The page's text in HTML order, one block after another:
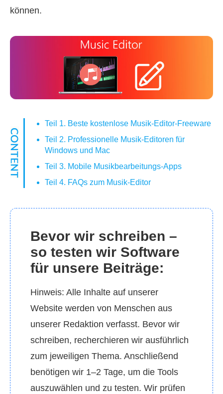
können.
Teil 1. Beste kostenlose Musik-Editor-Freeware
Teil 2. Professionelle Musik-Editoren für
Windows und Mac
Teil 3. Mobile Musikbearbeitungs-Apps
Teil 4. FAQs zum Musik-Editor
Bevor wir schreiben –
so testen wir Software
für unsere Beiträge:
Hinweis: Alle Inhalte auf unserer
Website werden von Menschen aus
unserer Redaktion verfasst. Bevor wir
schreiben, recherchieren wir ausführlich
zum jeweiligen Thema. Anschließend
benötigen wir 1–2 Tage, um die Tools
auszuwählen und zu testen. Wir prüfen